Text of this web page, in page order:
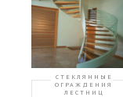
СТЕКЛЯННЫЕ
ОГРАЖДЕНИЯ
ЛЕСТНИЦ